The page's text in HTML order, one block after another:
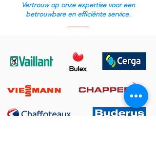
Vertrouw op onze expertise voor een
betrouwbare en efficiënte service.